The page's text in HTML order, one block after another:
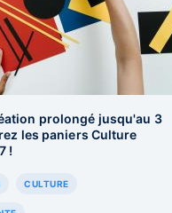
prolongé jusqu'au 3
les paniers Culture
!
CULTURE